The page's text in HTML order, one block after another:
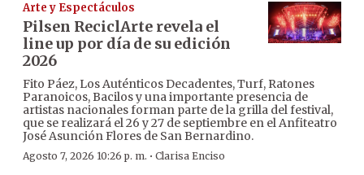
Arte y Espectáculos
Pilsen ReciclArte revela el
line up por día de su edición
2026
Fito Páez, Los Auténticos Decadentes, Turf, Ratones
Paranoicos, Bacilos y una importante presencia de
artistas nacionales forman parte de la grilla del festival,
que se realizará el 26 y 27 de septiembre en el Anfiteatro
José Asunción Flores de San Bernardino.
Agosto 7, 2026 10:26 p. m. · Clarisa Enciso